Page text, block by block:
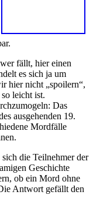
fällt, hier einen
es sich ja um
hier nicht „spoilern“,
leicht ist.
Das
ausgehenden 19.
Mordfälle
die Teilnehmer der
Geschichte
ob ein Mord ohne
Antwort gefällt den